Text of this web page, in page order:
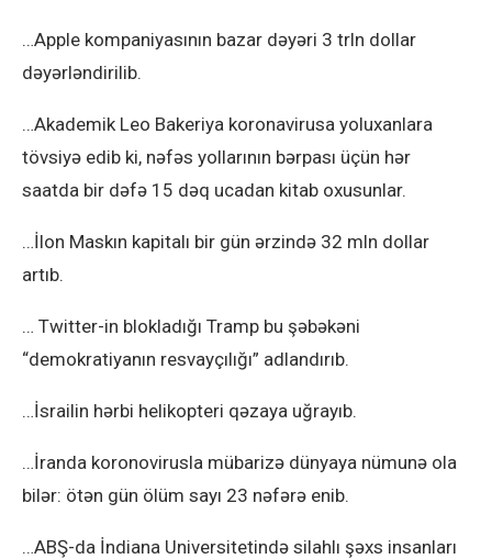
…Apple kompaniyasının bazar dəyəri 3 trln dollar
dəyərləndirilib.
…Akademik Leo Bakeriya koronavirusa yoluxanlara
tövsiyə edib ki, nəfəs yollarının bərpası üçün hər
saatda bir dəfə 15 dəq ucadan kitab oxusunlar.
…İlon Maskın kapitalı bir gün ərzində 32 mln dollar
artıb.
… Twitter-in blokladığı Tramp bu şəbəkəni
“demokratiyanın resvayçılığı” adlandırıb.
…İsrailin hərbi helikopteri qəzaya uğrayıb.
…İranda koronovirusla mübarizə dünyaya nümunə ola
bilər: ötən gün ölüm sayı 23 nəfərə enib.
…ABŞ-da İndiana Universitetində silahlı şəxs insanları